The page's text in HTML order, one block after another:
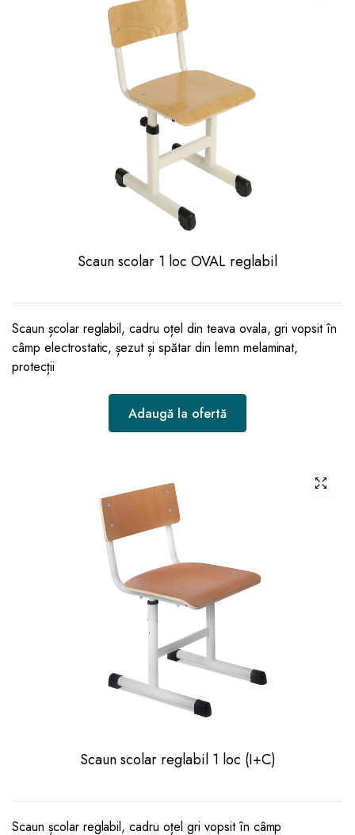
Scaun scolar 1 loc OVAL reglabil
Scaun școlar reglabil, cadru oțel din teava ovala, gri vopsit în
câmp electrostatic, șezut și spătar din lemn melaminat,
protecții
Adaugă la ofertă
Scaun scolar reglabil 1 loc (I+C)
Scaun școlar reglabil, cadru oțel gri vopsit în câmp